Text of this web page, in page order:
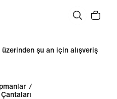
şu an için alışveriş
/